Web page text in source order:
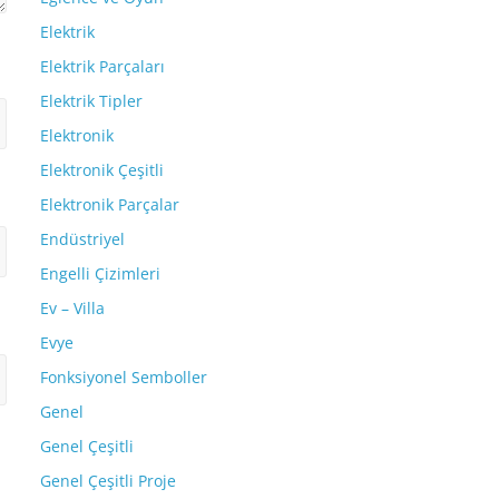
Elektrik
Elektrik Parçaları
Elektrik Tipler
Elektronik
Elektronik Çeşitli
Elektronik Parçalar
Endüstriyel
Engelli Çizimleri
Ev – Villa
Evye
Fonksiyonel Semboller
Genel
Genel Çeşitli
Genel Çeşitli Proje